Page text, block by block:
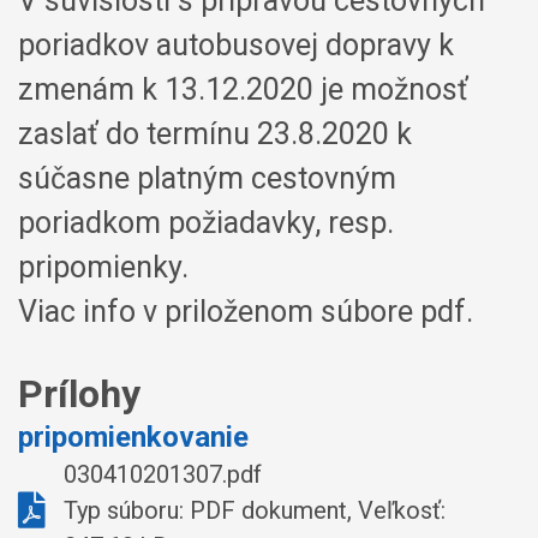
poriadkov autobusovej dopravy k
zmenám k 13.12.2020 je možnosť
zaslať do termínu 23.8.2020 k
súčasne platným cestovným
poriadkom požiadavky, resp.
pripomienky.
Viac info v priloženom súbore pdf.
Prílohy
pripomienkovanie
030410201307.pdf
Typ súboru: PDF dokument, Veľkosť: